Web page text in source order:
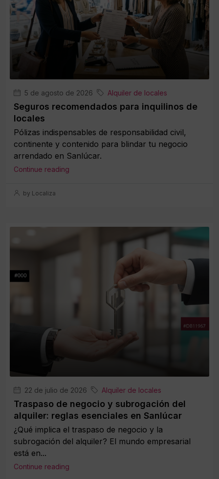
5 de agosto de 2026 Alquiler de locales
Seguros recomendados para inquilinos de
locales
Pólizas indispensables de responsabilidad civil,
continente y contenido para blindar tu negocio
arrendado en Sanlúcar.
Continue reading
by Localiza
22 de julio de 2026 Alquiler de locales
Traspaso de negocio y subrogación del
alquiler: reglas esenciales en Sanlúcar
¿Qué implica el traspaso de negocio y la
subrogación del alquiler? El mundo empresarial
está en...
Continue reading